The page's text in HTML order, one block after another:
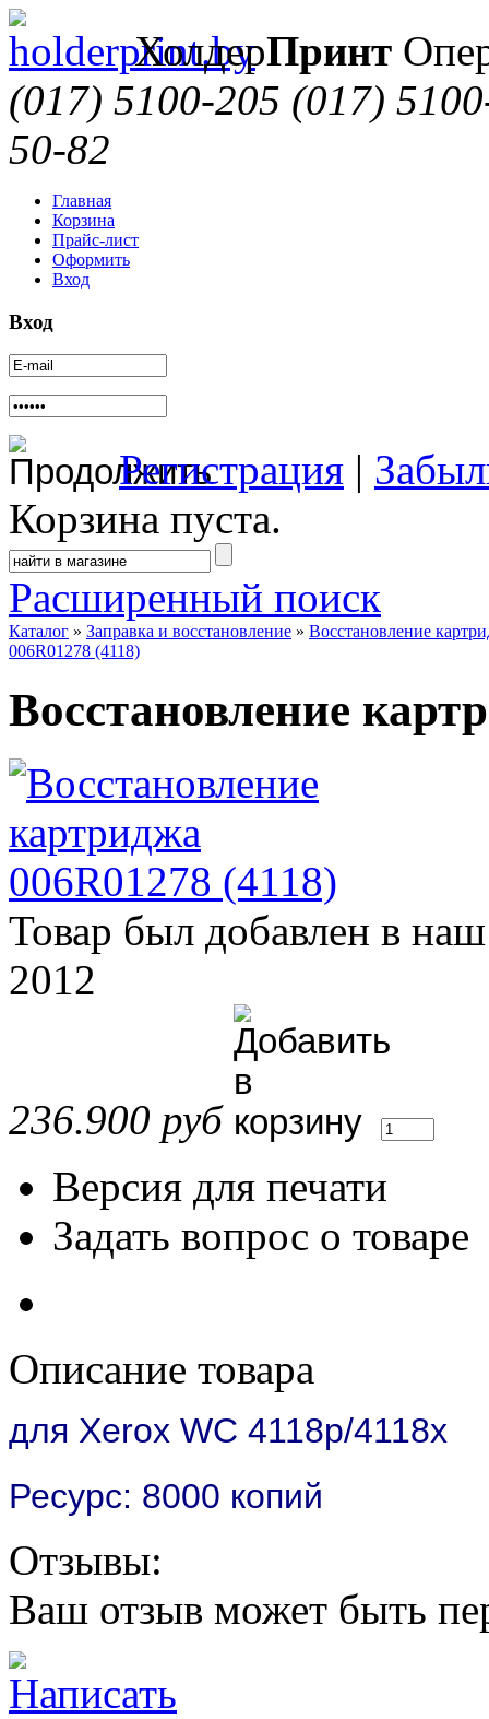
ХолдерПринт
(017) 5100-205 (017)
50-82
Главная
Корзина
Прайс-лист
Оформить
Вход
Вход
Регистрация |
Корзина пуста.
Расширенный поиск
Каталог » Заправка и восстановление » Восстановление
006R01278 (4118)
Восстановление
Товар был добавлен в
2012
236.900 руб
Версия для печати
Задать вопрос о товаре
Описание товара
для Xerox WC 4118p/4118x
Ресурс: 8000 копий
Отзывы:
Ваш отзыв может быть